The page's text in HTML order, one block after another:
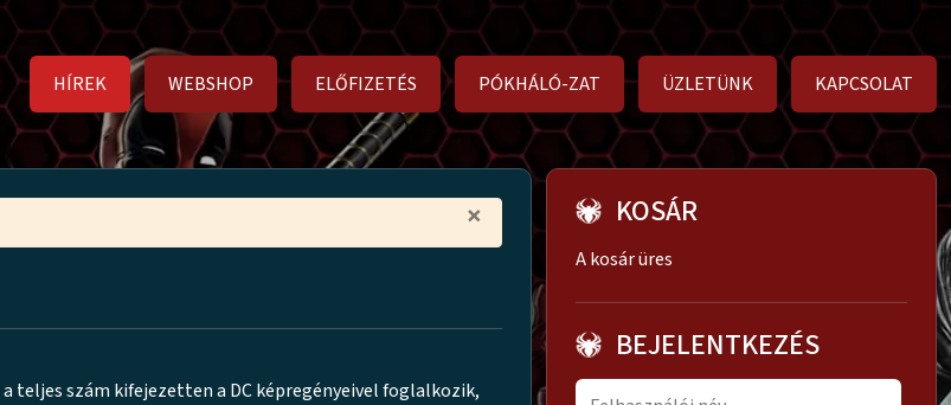
HÍREK WEBSHOP ELŐFIZETÉS PÓKHÁLÓ-ZAT ÜZLETÜNK KAPCSOLAT
×
teljes szám kifejezetten a DC képregényeivel foglalkozik,
KOSÁR
A kosár üres
BEJELENTKEZÉS